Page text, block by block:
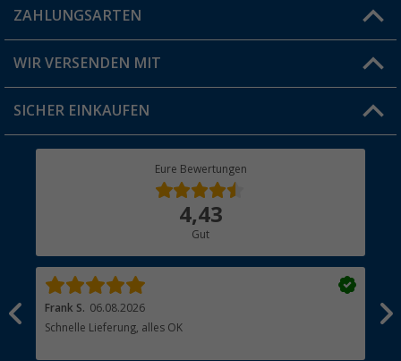
Blog
Jobs & Karriere
FAQ & Kontakt
Versandinformationen
Rücksendung
ZAHLUNGSARTEN
WIR VERSENDEN MIT
SICHER EINKAUFEN
Eure Bewertungen
4,43
Gut
Frank S. 06.08.2026
Schnelle Lieferung, alles OK